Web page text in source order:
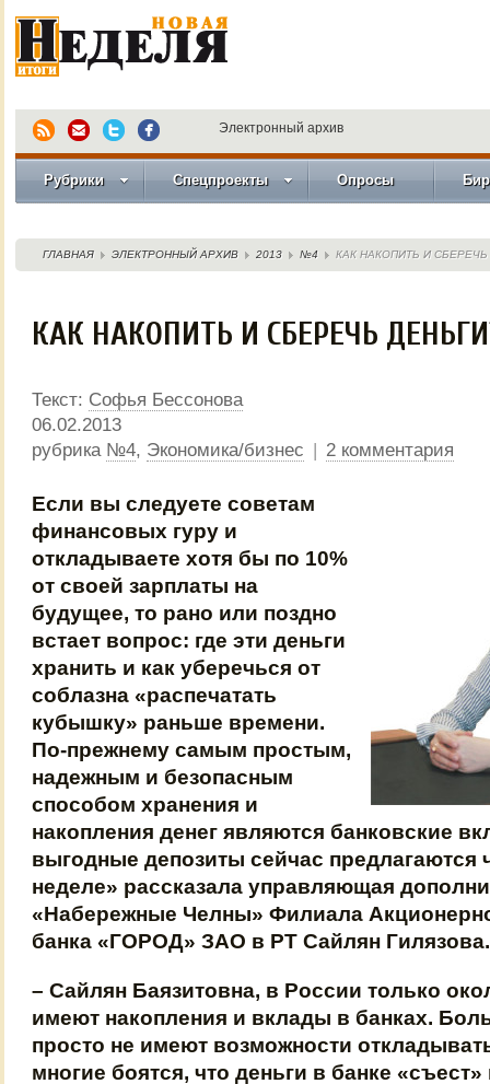
Электронный архив
Рубрики Спецпроекты Опросы
ГЛАВНАЯ ЭЛЕКТРОННЫЙ АРХИВ 2013 №4 КАК НАКОПИТЬ И СБЕРЕЧЬ
КАК НАКОПИТЬ И СБЕРЕЧЬ
Текст: Софья Бессонова
06.02.2013
рубрика №4, Экономика/бизнес | 2 комментария
Если вы следуете советам
финансовых гуру и
откладываете хотя бы по 10%
от своей зарплаты на
будущее, то рано или поздно
встает вопрос: где эти деньги
хранить и как уберечься от
соблазна «распечатать
кубышку» раньше времени.
По-прежнему самым простым,
надежным и безопасным
способом хранения и
накопления денег являются банковские
выгодные депозиты сейчас предлагаются
неделе» рассказала управляющая
«Набережные Челны» Филиала
банка «ГОРОД» ЗАО в РТ Сайлян Гилязова.
– Сайлян Баязитовна, в России только
имеют накопления и вклады в банках.
просто не имеют возможности
многие боятся, что деньги в банке